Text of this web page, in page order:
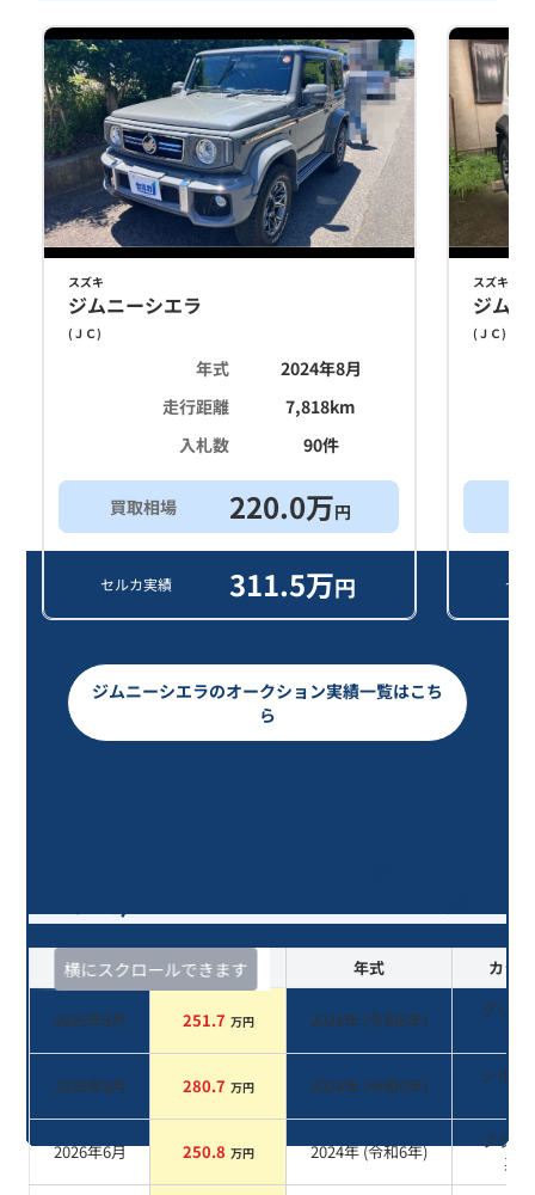
スズキ
ジムニーシエラ
( ＪＣ)
年式
2024年8月
走行距離
7,818km
入札数
90件
買取相場 220.0万円
セルカ実績 311.5万円
スズキ
ジム
( ＪＣ)
セ
ジムニーシエラのオークション実績一覧はこち
ら
横にスクロールできます
査定時期 セルカ実績 年式 カラー
2026年8月 251.7 万円 2024年 (令和6年)
グリー
系
2026年8月 280.7 万円 2024年 (令和6年)
シルバ
系
2026年6月 250.8 万円 2024年 (令和6年)
ブラッ
系